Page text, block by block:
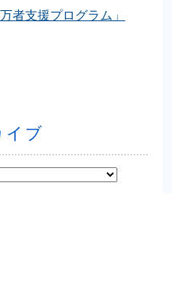
者支援プログラム」
イブ